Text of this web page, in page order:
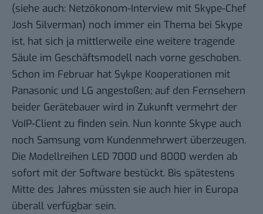
(siehe auch: Netzökonom-Interview mit Skype-Chef
Josh Silverman) noch immer ein Thema bei Skype
ist, hat sich ja mittlerweile eine weitere tragende
Säule im Geschäftsmodell nach vorne geschoben.
Schon im Februar hat Sykpe Kooperationen mit
Panasonic und LG angestoßen; auf den Fernsehern
beider Gerätebauer wird in Zukunft vermehrt der
VoIP-Client zu finden sein. Nun konnte Skype auch
noch Samsung vom Kundenmehrwert überzeugen.
Die Modellreihen LED 7000 und 8000 werden ab
sofort mit der Software bestückt. Bis spätestens
Mitte des Jahres müssten sie auch hier in Europa
überall verfügbar sein.